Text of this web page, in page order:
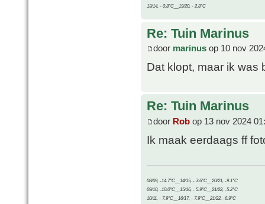
13/14, - 0.8°C__19/20, - 2.8°C
Re: Tuin Marinus
door marinus op 10 nov
Dat klopt, maar ik was
Re: Tuin Marinus
door Rob op 13 nov 2024
Ik maak eerdaags ff
08/09, -14.7°C__14/15, - 3.6°C__20/21, -9.1°C
09/10, -10.0°C__15/16, - 5.9°C__21/22, -5.2°C
10/11, - 7.9°C__16/17, - 7.9°C__21/22, -6.9°C